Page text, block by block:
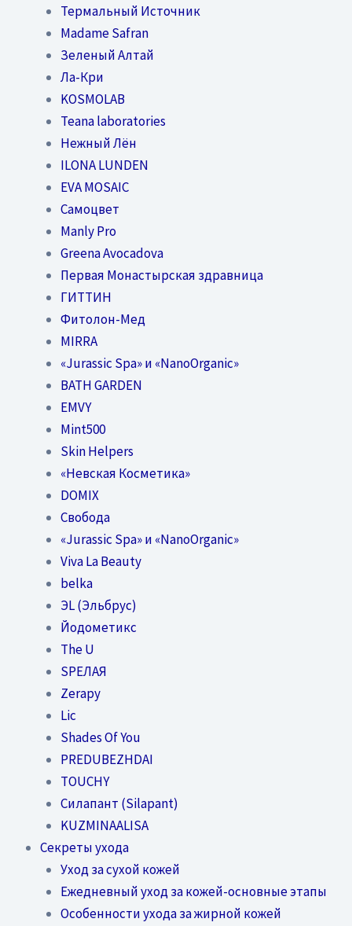
Термальный Источник
Madame Safran
Зеленый Алтай
Ла-Кри
KOSMOLAB
Teana laboratories
Нежный Лён
ILONA LUNDEN
EVA MOSAIC
Самоцвет
Manly Pro
Greena Avocadova
Первая Монастырская здравница
ГИТТИН
Фитолон-Мед
MIRRA
«Jurassic Spa» и «NanoOrganic»
BATH GARDEN
EMVY
Mint500
Skin Helpers
«Невская Косметика»
DOMIX
Свобода
«Jurassic Spa» и «NanoOrganic»
Viva La Beauty
belka
ЭL (Эльбрус)
Йодометикс
The U
SPEЛАЯ
Zerapy
Lic
Shades Of You
PREDUBEZHDAI
TOUCHY
Силапант (Silapant)
KUZMINAALISA
Секреты ухода
Уход за сухой кожей
Ежедневный уход за кожей-основные этапы
Особенности ухода за жирной кожей